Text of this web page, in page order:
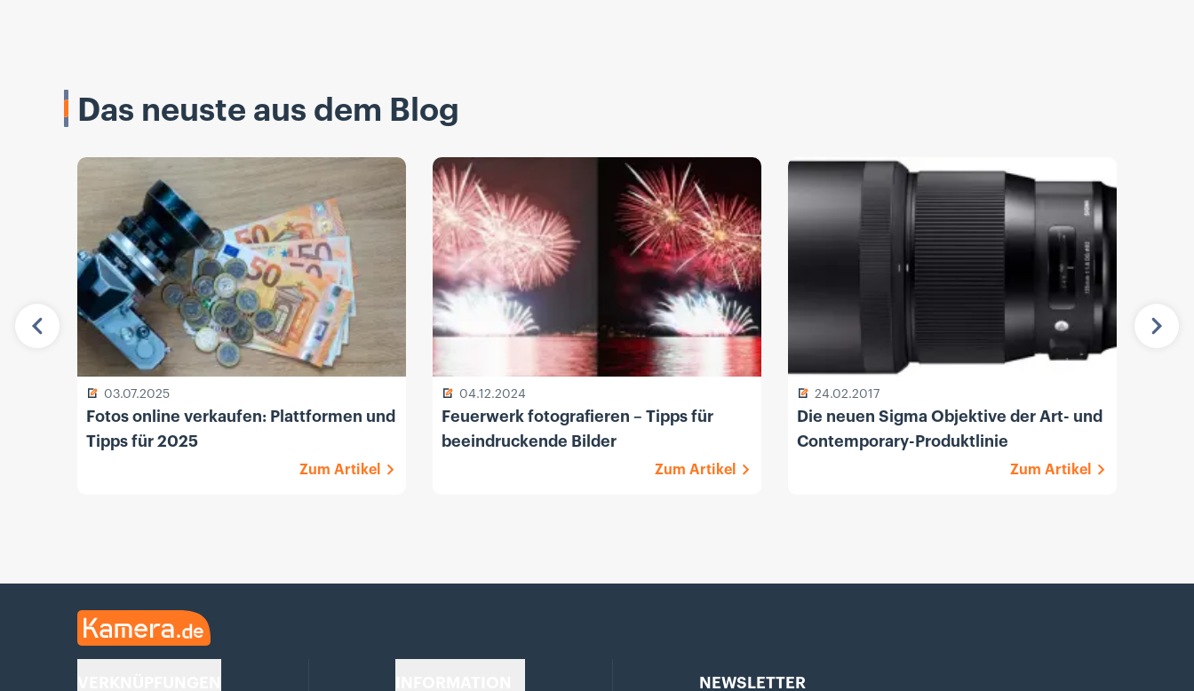
Das neuste aus dem Blog
Vorherige
03.07.2025
Fotos online verkaufen: Plattformen und
Tipps für 2025
Zum Artikel
04.12.2024
Feuerwerk fotografieren – Tipps für
beeindruckende Bilder
Zum Artikel
24.02.2017
Die neuen Sigma Objektive der Art- und
Contemporary-Produktlinie
Zum Artikel
Kamera.de
NEWSLETTER